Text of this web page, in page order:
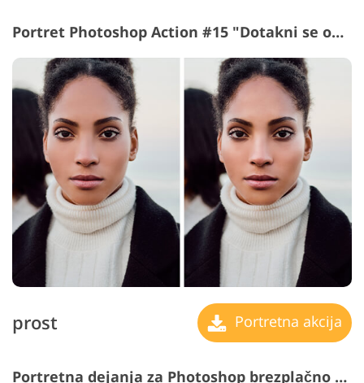
Portret Photoshop Action #15 "Dotakni se od Zore"
prost Portretna akcija
Portretna dejanja za Photoshop brezplačno #16 "Inner Warmth"